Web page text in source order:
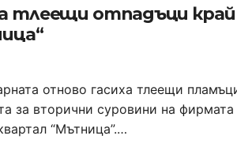
тлеещи отпадъци край
отново гасиха тлеещи
за вторични суровини на фирмата
“Мътница”.…